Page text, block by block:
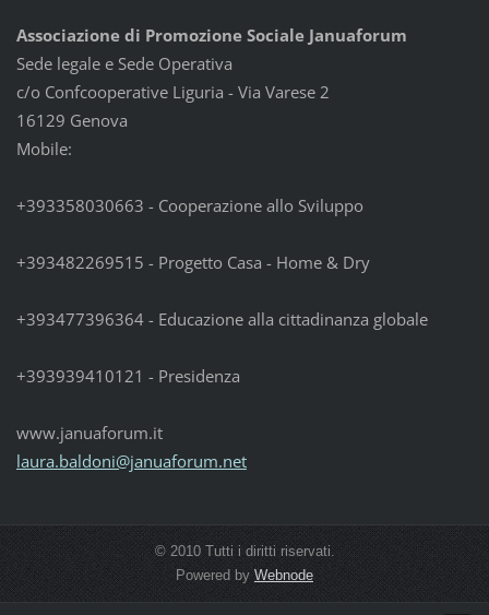
Associazione di Promozione Sociale Januaforum
Sede legale e Sede Operativa
c/o Confcooperative Liguria - Via Varese 2
16129 Genova
Mobile:
+393358030663 - Cooperazione allo Sviluppo
+393482269515 - Progetto Casa - Home & Dry
+393477396364 - Educazione alla cittadinanza globale
+393939410121 - Presidenza
www.januaforum.it
laura.baldoni@januaforum.net
© 2010 Tutti i diritti riservati.
Powered by Webnode